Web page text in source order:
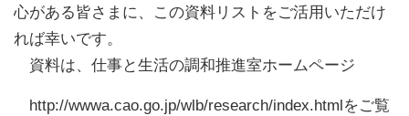
心がある皆さまに、この資料リストをご活用いただけ
れば幸いです。
資料は、仕事と生活の調和推進室ホームページ
http://wwwa.cao.go.jp/wlb/research/index.htmlをご覧